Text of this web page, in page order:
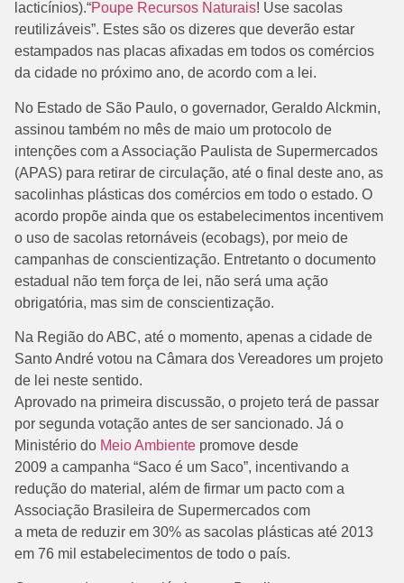
lacticínios).“Poupe Recursos Naturais! Use sacolas
reutilizáveis”. Estes são os dizeres que deverão estar
estampados nas placas afixadas em todos os comércios
da cidade no próximo ano, de acordo com a lei.
No Estado de São Paulo, o governador, Geraldo Alckmin,
assinou também no mês de maio um protocolo de
intenções com a Associação Paulista de Supermercados
(APAS) para retirar de circulação, até o final deste ano, as
sacolinhas plásticas dos comércios em todo o estado. O
acordo propõe ainda que os estabelecimentos incentivem
o uso de sacolas retornáveis (ecobags), por meio de
campanhas de conscientização. Entretanto o documento
estadual não tem força de lei, não será uma ação
obrigatória, mas sim de conscientização.
Na Região do ABC, até o momento, apenas a cidade de
Santo André votou na Câmara dos Vereadores um projeto
de lei neste sentido.
Aprovado na primeira discussão, o projeto terá de passar
por segunda votação antes de ser sancionado. Já o
Ministério do Meio Ambiente promove desde
2009 a campanha “Saco é um Saco”, incentivando a
redução do material, além de firmar um pacto com a
Associação Brasileira de Supermercados com
a meta de reduzir em 30% as sacolas plásticas até 2013
em 76 mil estabelecimentos de todo o país.